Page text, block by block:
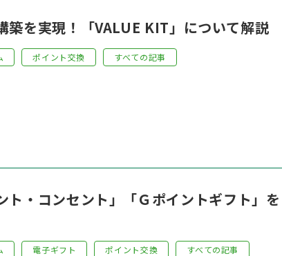
築を実現！「VALUE KIT」について解説
ポイント交換 すべての記事
ト・コンセント」「Ｇポイントギフト」を
電子ギフト ポイント交換 すべての記事